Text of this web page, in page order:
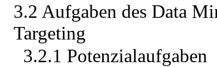
3.2 Aufgaben des Data
Targeting
3.2.1 Potenzialaufgaben